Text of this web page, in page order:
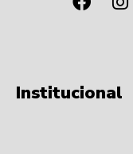
Institucional